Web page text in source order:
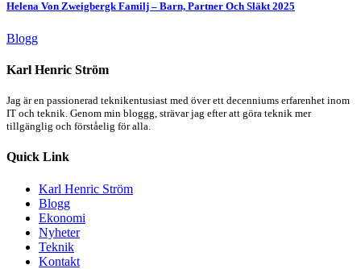
Helena Von Zweigbergk Familj – Barn, Partner Och Släkt 2025
Blogg
Karl Henric Ström
Jag är en passionerad teknikentusiast med över ett decenniums erfarenhet inom
IT och teknik. Genom min bloggg, strävar jag efter att göra teknik mer
tillgänglig och förståelig för alla.
Quick Link
Karl Henric Ström
Blogg
Ekonomi
Nyheter
Teknik
Kontakt